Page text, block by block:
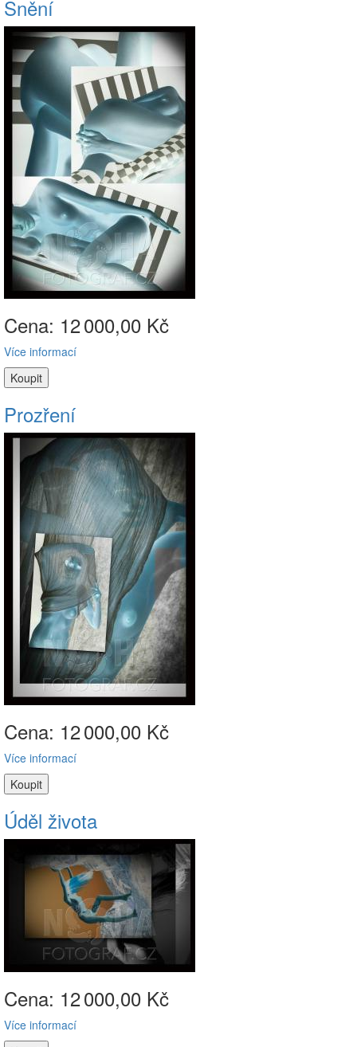
Snění
Cena: 12000,00 Kč
Více informací
Prozření
Cena: 12000,00 Kč
Více informací
Úděl života
Cena: 12000,00 Kč
Více informací